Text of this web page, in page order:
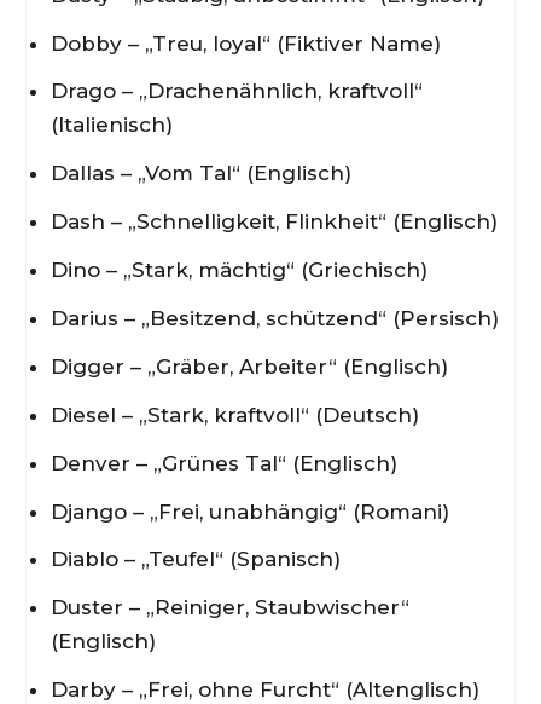
Dobby – „Treu, loyal“ (Fiktiver Name)
Drago – „Drachenähnlich, kraftvoll“
(Italienisch)
Dallas – „Vom Tal“ (Englisch)
Dash – „Schnelligkeit, Flinkheit“ (Englisch)
Dino – „Stark, mächtig“ (Griechisch)
Darius – „Besitzend, schützend“ (Persisch)
Digger – „Gräber, Arbeiter“ (Englisch)
Diesel – „Stark, kraftvoll“ (Deutsch)
Denver – „Grünes Tal“ (Englisch)
Django – „Frei, unabhängig“ (Romani)
Diablo – „Teufel“ (Spanisch)
Duster – „Reiniger, Staubwischer“
(Englisch)
Darby – „Frei, ohne Furcht“ (Altenglisch)